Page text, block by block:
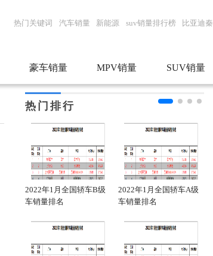
热门关键词 汽车销量 新能源 suv销量排行榜 比亚迪秦
豪车销量 MPV销量 SUV销量
热门排行
2022年1月全国轿车B级
车销量排名
2022年1月全国轿车A级
车销量排名